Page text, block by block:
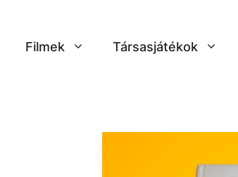
Filmek Társasjátékok